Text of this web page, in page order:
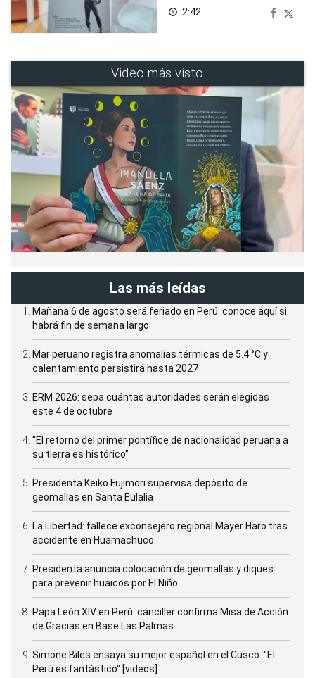
access_time 2:42
Video más visto
Las más leídas
Mañana 6 de agosto será feriado en Perú: conoce aquí si
habrá fin de semana largo
Mar peruano registra anomalías térmicas de 5.4 °C y
calentamiento persistirá hasta 2027
ERM 2026: sepa cuántas autoridades serán elegidas
este 4 de octubre
"El retorno del primer pontífice de nacionalidad peruana a
su tierra es histórico"
Presidenta Keiko Fujimori supervisa depósito de
geomallas en Santa Eulalia
La Libertad: fallece exconsejero regional Mayer Haro tras
accidente en Huamachuco
Presidenta anuncia colocación de geomallas y diques
para prevenir huaicos por El Niño
Papa León XIV en Perú: canciller confirma Misa de Acción
de Gracias en Base Las Palmas
Simone Biles ensaya su mejor español en el Cusco: "El
Perú es fantástico" [videos]